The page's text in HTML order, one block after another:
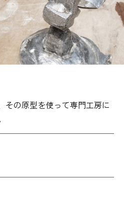
その原型を使って専門工房に